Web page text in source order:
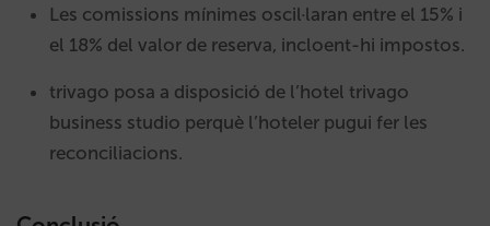
Les comissions mínimes oscil·laran entre el 15% i
el 18% del valor de reserva, incloent-hi impostos.
trivago posa a disposició de l’hotel trivago
business studio perquè l’hoteler pugui fer les
reconciliacions.